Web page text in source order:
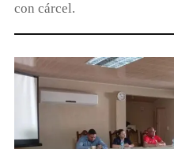
con cárcel.